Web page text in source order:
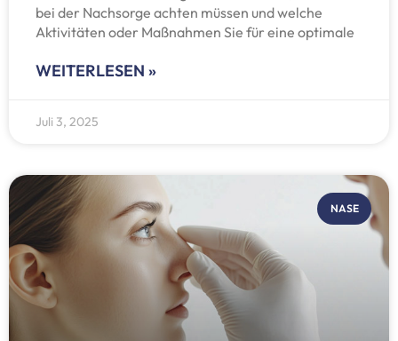
bei der Nachsorge achten müssen und welche
Aktivitäten oder Maßnahmen Sie für eine optimale
WEITERLESEN »
Juli 3, 2025
NASE